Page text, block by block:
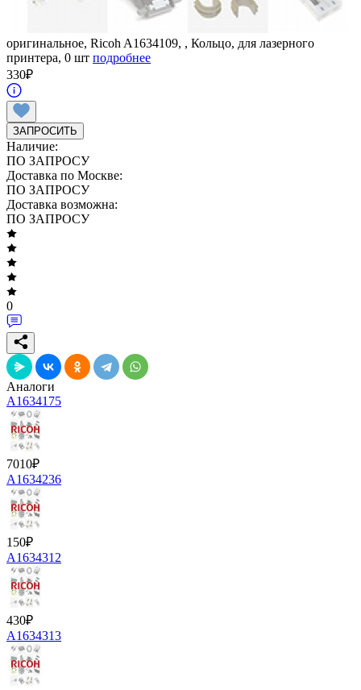
оригинальное, Ricoh A1634109, , Кольцо, для лазерного
принтера, 0 шт подробнее
330₽
ЗАПРОСИТЬ
Наличие:
ПО ЗАПРОСУ
Доставка по Москве:
ПО ЗАПРОСУ
Доставка возможна:
ПО ЗАПРОСУ
0
Аналоги
A1634175
7010₽
A1634236
150₽
A1634312
430₽
A1634313